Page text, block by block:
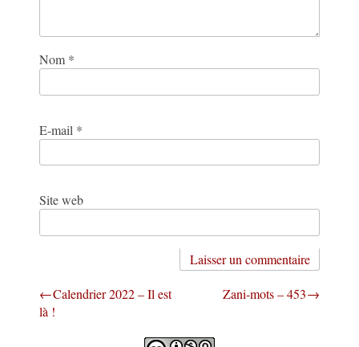
Nom *
E-mail *
Site web
Navigation
de
Calendrier 2022 – Il est
là !
Zani-mots – 453